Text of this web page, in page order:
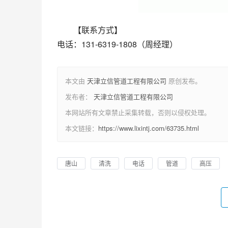
【联系方式】
电话：131-6319-1808（周经理）
本文由 天津立信管道工程有限公司 原创发布。
发布者： 天津立信管道工程有限公司
本网站所有文章禁止采集转载，否则以侵权处理。
本文链接： https://www.lixintj.com/63735.html
唐山 清洗 电话 管道 高压